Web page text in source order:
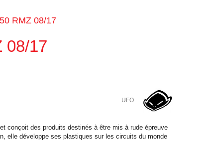
RMZ 08/17
08/17
UFO
conçoit des produits destinés à être mis à rude épreuve
elle développe ses plastiques sur les circuits du monde